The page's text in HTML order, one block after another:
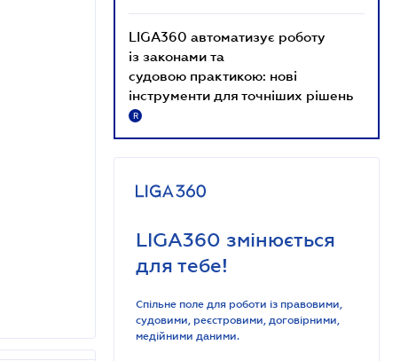
LIGA360 автоматизує роботу
із законами та
судовою практикою: нові
інструменти для точніших рішень
R
LIGA360 змінюється
для тебе!
Спільне поле для роботи із правовими,
судовими, реєстровими, договірними,
медійними даними.